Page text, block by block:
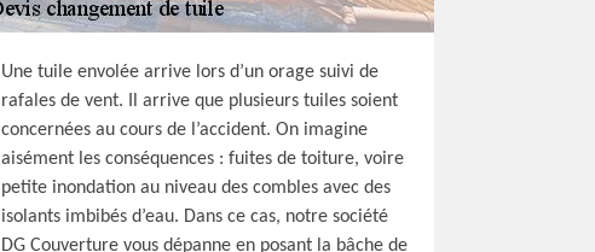
Une tuile envolée arrive lors d’un orage suivi de
rafales de vent. Il arrive que plusieurs tuiles soient
concernées au cours de l’accident. On imagine
aisément les conséquences : fuites de toiture, voire
petite inondation au niveau des combles avec des
isolants imbibés d’eau. Dans ce cas, notre société
DG Couverture vous dépanne en posant la bâche de